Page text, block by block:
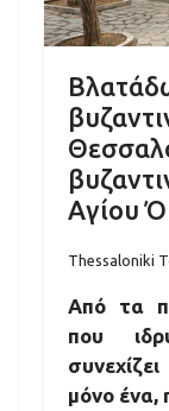
Αγίου
Thessaloniki
Από τα
που
μόνο ένα,